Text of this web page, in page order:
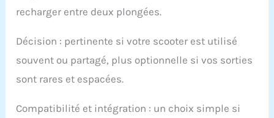
recharger entre deux plongées.
Décision : pertinente si votre scooter est utilisé
souvent ou partagé, plus optionnelle si vos sorties
sont rares et espacées.
Compatibilité et intégration : un choix simple si